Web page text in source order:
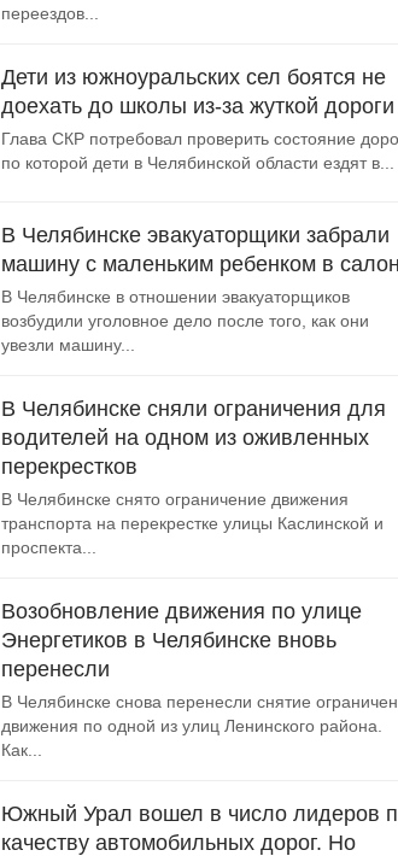
переездов...
Дети из южноуральских сел боятся не
доехать до школы из-за жуткой дороги
Глава СКР потребовал проверить состояние
по которой дети в Челябинской области ездят в...
В Челябинске эвакуаторщики забрали
машину с маленьким ребенком в
В Челябинске в отношении эвакуаторщиков
возбудили уголовное дело после того, как они
увезли машину...
В Челябинске сняли ограничения для
водителей на одном из оживленных
перекрестков
В Челябинске снято ограничение движения
транспорта на перекрестке улицы Каслинской и
проспекта...
Возобновление движения по улице
Энергетиков в Челябинске вновь
перенесли
В Челябинске снова перенесли снятие
движения по одной из улиц Ленинского района.
Как...
Южный Урал вошел в число лидеров
качеству автомобильных дорог. Но